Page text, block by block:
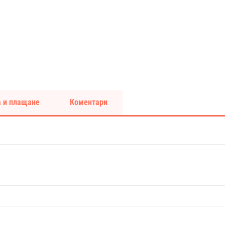
и плащане Коментари